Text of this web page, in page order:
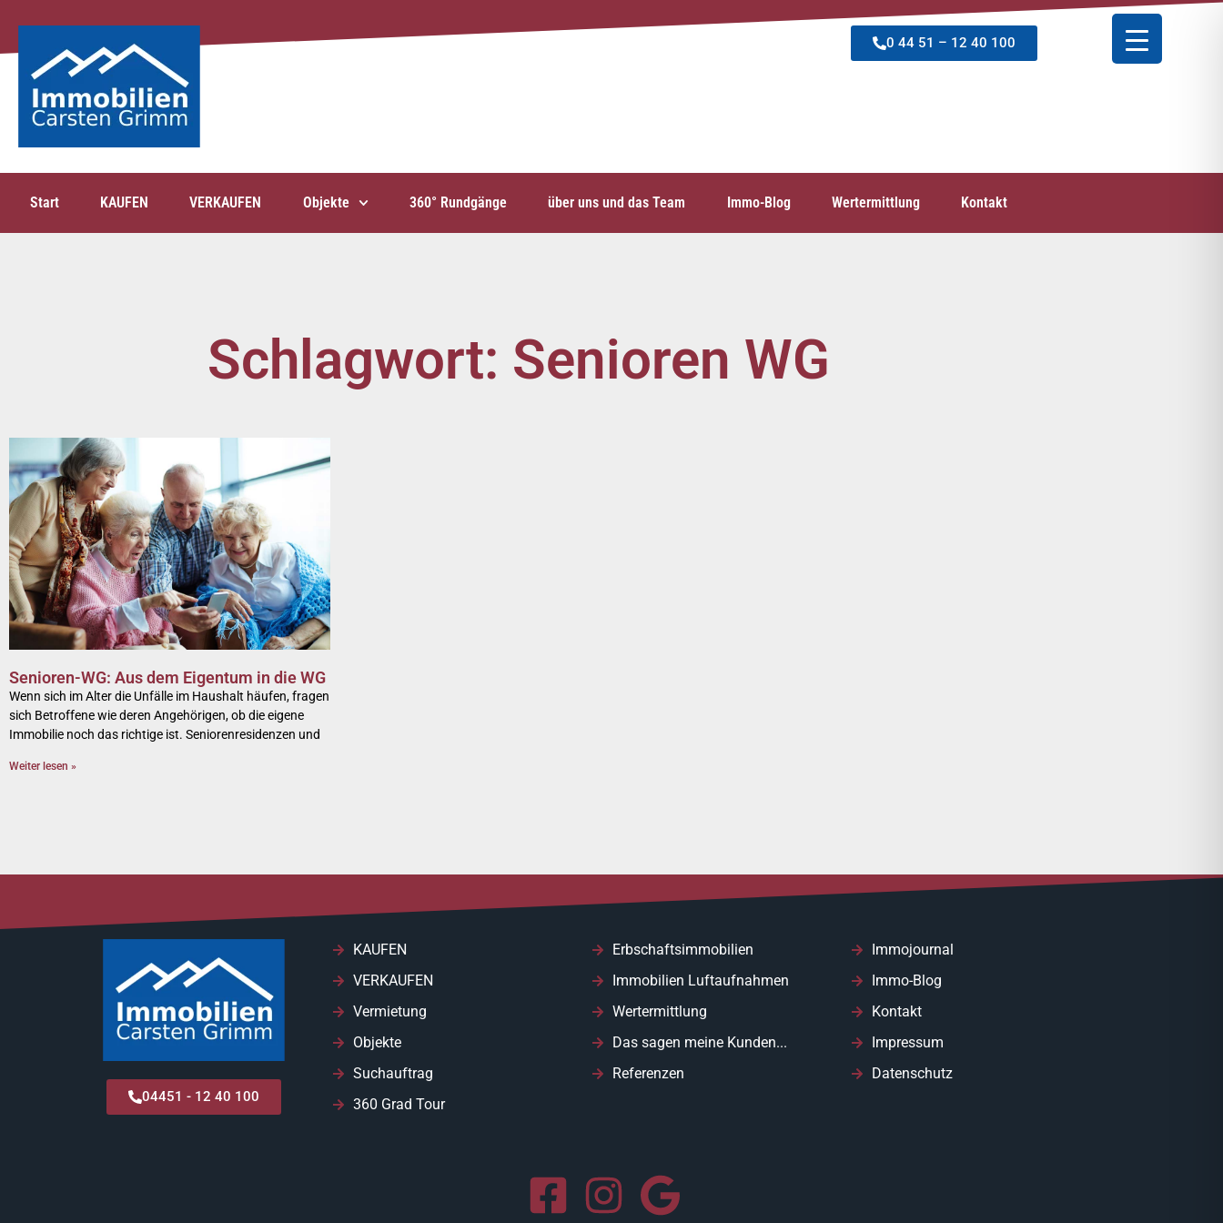
0 44 51 – 12 40 100
Start KAUFEN VERKAUFEN Objekte 360° Rundgänge über uns und das Team Immo-Blog Wertermittlung Kontakt
Schlagwort: Senioren WG
Senioren-WG: Aus dem Eigentum in die WG
Wenn sich im Alter die Unfälle im Haushalt häufen, fragen
sich Betroffene wie deren Angehörigen, ob die eigene
Immobilie noch das richtige ist. Seniorenresidenzen und
Weiter lesen »
04451 - 12 40 100
KAUFEN
VERKAUFEN
Vermietung
Objekte
Suchauftrag
360 Grad Tour
Erbschaftsimmobilien
Immobilien Luftaufnahmen
Wertermittlung
Das sagen meine Kunden...
Referenzen
Immojournal
Immo-Blog
Kontakt
Impressum
Datenschutz